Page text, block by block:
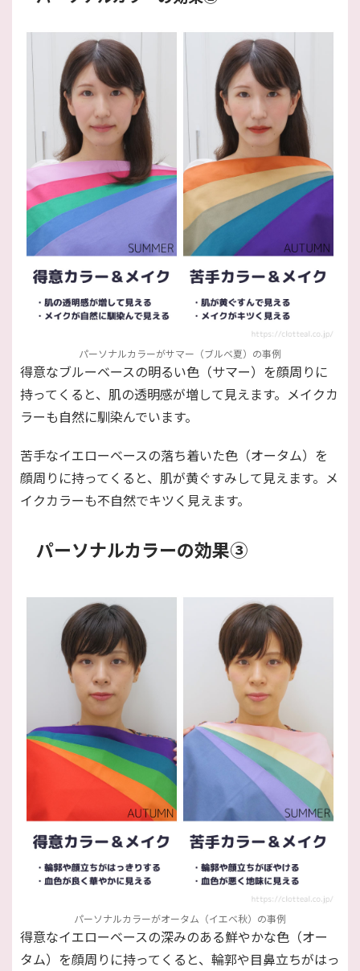
パーソナルカラーがサマー（ブルベ夏）の事例
得意なブルーベースの明るい色（サマー）を顔周りに
持ってくると、肌の透明感が増して見えます。メイクカ
ラーも自然に馴染んでいます。
苦手なイエローベースの落ち着いた色（オータム）を
顔周りに持ってくると、肌が黄ぐすみして見えます。メ
イクカラーも不自然でキツく見えます。
パーソナルカラーの効果③
パーソナルカラーがオータム（イエベ秋）の事例
得意なイエローベースの深みのある鮮やかな色（オー
タム）を顔周りに持ってくると、輪郭や目鼻立ちがはっ